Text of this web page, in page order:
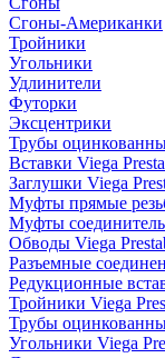
Сгоны-Американки
Тройники
Угольники
Удлинители
Футорки
Эксцентрики
Трубы
Вставки Viega
Заглушки Viega
Муфты прямые
Муфты
Обводы Viega
Разъемные
Редукционные
Тройники Viega
Трубы
Угольники Viega